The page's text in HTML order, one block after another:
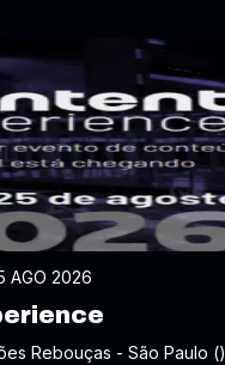
AGO 2026
Rebouças - São Paulo ()